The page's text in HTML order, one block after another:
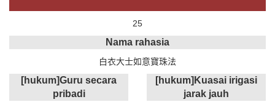
25
Nama rahasia
白衣大士如意寶珠法
[hukum]Guru secara
pribadi
[hukum]Kuasai irigasi
jarak jauh